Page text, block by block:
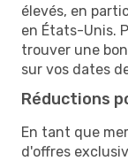
élevés, en
en États-Unis.
trouver une
sur vos dates
Réductions
En tant que
d'offres